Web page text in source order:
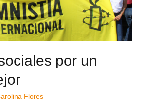
por un
Flores